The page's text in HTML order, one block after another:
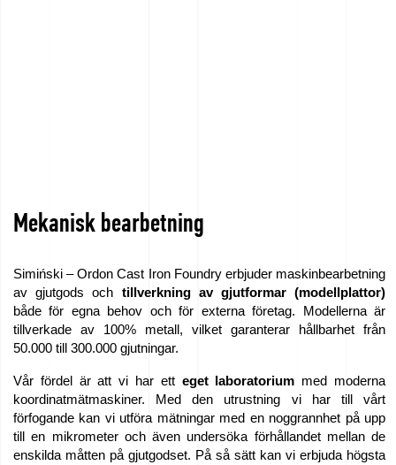
Mekanisk bearbetning
Simiński – Ordon Cast Iron Foundry erbjuder maskinbearbetning
av gjutgods och tillverkning av gjutformar (modellplattor)
både för egna behov och för externa företag. Modellerna är
tillverkade av 100% metall, vilket garanterar hållbarhet från
50.000 till 300.000 gjutningar.
Vår fördel är att vi har ett eget laboratorium med moderna
koordinatmätmaskiner. Med den utrustning vi har till vårt
förfogande kan vi utföra mätningar med en noggrannhet på upp
till en mikrometer och även undersöka förhållandet mellan de
enskilda måtten på gjutgodset. På så sätt kan vi erbjuda högsta